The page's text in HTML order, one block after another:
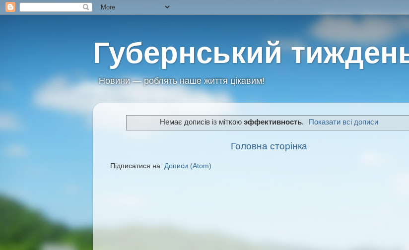
Губернський
Новини — роблять наше життя цікавим!
Немає дописів із міткоюэффективность. Показати всі дописи
Головна сторінка
Підписатися на: Дописи (Atom)